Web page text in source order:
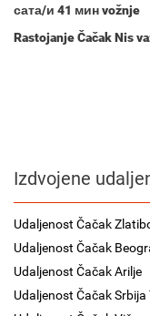
сата/и 41 минvožnje
Rastojanje Čačak Nis
Izdvojene
Udaljenost Čačak
Udaljenost Čačak
Udaljenost Čačak Arilje
Udaljenost Čačak Srbija